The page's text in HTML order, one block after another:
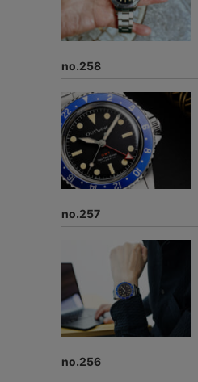
no.258
no.257
no.256